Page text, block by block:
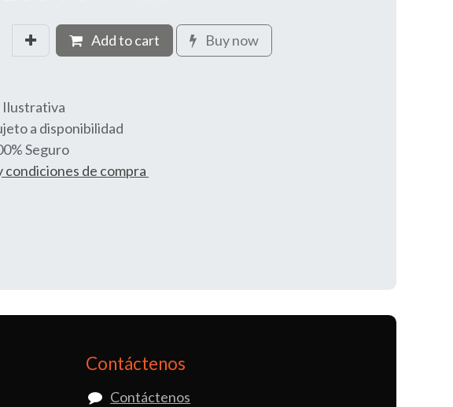
Add to cart Buy now
Ilustrativa
a disponibilidad
Seguro
condiciones de compra
Contáctenos
Contáctenos